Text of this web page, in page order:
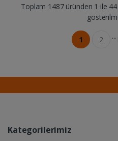
Toplam 1487 üründen 1 ile
1 2 ...
Kategorilerimiz